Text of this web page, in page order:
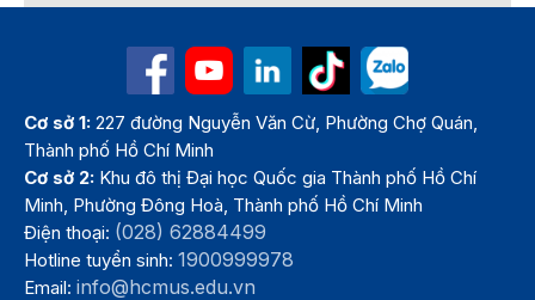
Cơ sở 1: 227 đường Nguyễn Văn Cừ, Phường Chợ Quán,
Thành phố Hồ Chí Minh
Cơ sở 2: Khu đô thị Đại học Quốc gia Thành phố Hồ Chí
Minh, Phường Đông Hoà, Thành phố Hồ Chí Minh
Điện thoại: (028) 62884499
Hotline tuyển sinh:1900999978
Email:info@hcmus.edu.vn